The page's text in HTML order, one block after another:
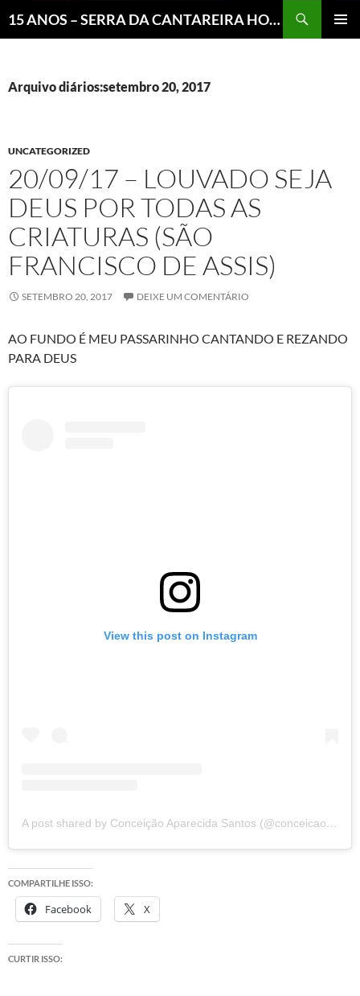
15 ANOS – SERRA DA CANTAREIRA HOJE E COTIDIANO DO BRASIL E DO MUNDO
Arquivo diários:setembro 20, 2017
UNCATEGORIZED
20/09/17 – LOUVADO SEJA
DEUS POR TODAS AS
CRIATURAS (SÃO
FRANCISCO DE ASSIS)
SETEMBRO 20, 2017 DEIXE UM COMENTÁRIO
AO FUNDO É MEU PASSARINHO CANTANDO E REZANDO
PARA DEUS
View this post on Instagram
A post shared by Conceição Aparecida Santos (@conceicao.a.santos)
COMPARTILHE ISSO:
Facebook X
CURTIR ISSO: